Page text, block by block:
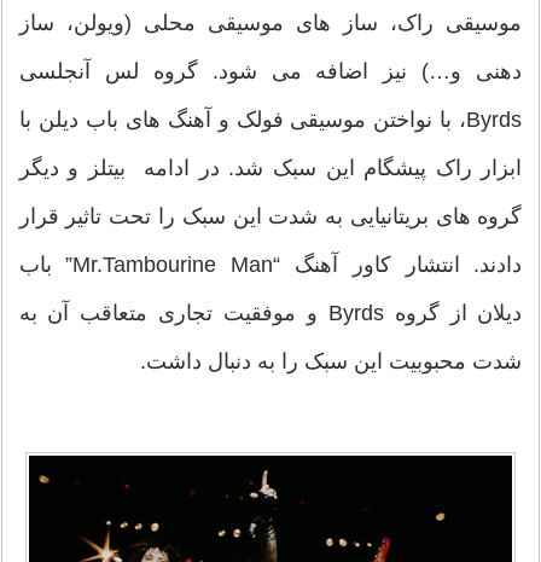
موسیقی راک، ساز های موسیقی محلی (ویولن، ساز
دهنی و…) نیز اضافه می شود. گروه لس آنجلسی
Byrds، با نواختن موسیقی فولک و آهنگ های باب دیلن با
ابزار راک پیشگام این سبک شد. در ادامه بیتلز و دیگر
گروه های بریتانیایی به شدت این سبک را تحت تاثیر قرار
دادند. انتشار کاور آهنگ “Mr.Tambourine Man” باب
دیلان از گروه Byrds و موفقیت تجاری متعاقب آن به
شدت محبوبیت این سبک را به دنبال داشت.